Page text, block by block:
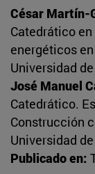
César Martín-
Catedrático
energéticos
Universidad
José Manuel
Catedrático.
Construcción
Universidad
Publicado en: